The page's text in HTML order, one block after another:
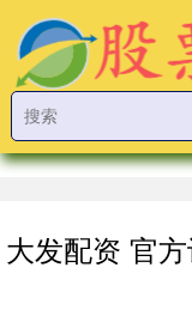
大发配资 官